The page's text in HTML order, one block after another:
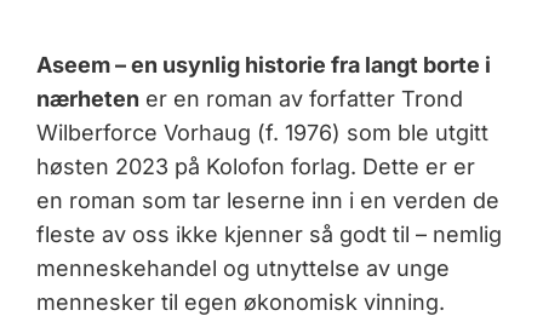
Aseem – en usynlig historie fra langt borte i
nærheten er en roman av forfatter Trond
Wilberforce Vorhaug (f. 1976) som ble utgitt
høsten 2023 på Kolofon forlag. Dette er er
en roman som tar leserne inn i en verden de
fleste av oss ikke kjenner så godt til – nemlig
menneskehandel og utnyttelse av unge
mennesker til egen økonomisk vinning.